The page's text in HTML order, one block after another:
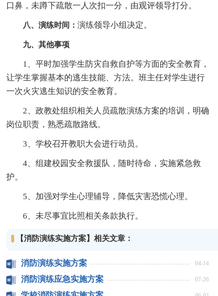
口鼻，未蹲下疏散一人次扣一分，由观评领导打分。
八、演练时间：演练领导小组决定。
九、其他事项
1、平时加强学生防灾自救自护等方面的安全教育，
让学生掌握基本的逃生技能、方法。班主任对学生进行
一次火灾逃生知识的安全教育。
2、政教处组织相关人员疏散演练方案的培训，明确
岗位职责，熟悉疏散路线。
3、学校召开教职大会进行动员。
4、组建校园安全救援队，随时待命，实施紧急救
护。
5、加强对学生心理辅导，降低灾害恐慌心理。
6、未尽事宜比照相关条款执行。
【消防演练实施方案】相关文章：
消防演练实施方案 04-14
消防演练应急实施方案 07-26